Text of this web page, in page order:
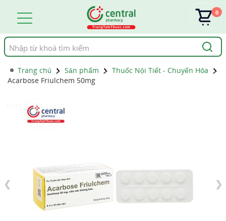
Tìm
kiếm
0
Trang chủ Sản phẩm
Thuốc Nội Tiết - Chuyển Hóa
Acarbose Friulchem 50mg
❮ ❯